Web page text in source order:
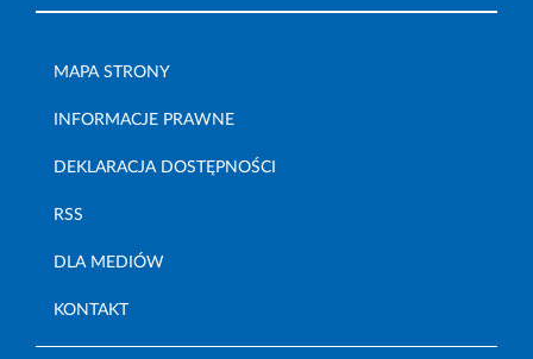
MAPA STRONY
INFORMACJE PRAWNE
DEKLARACJA DOSTĘPNOŚCI
RSS
DLA MEDIÓW
KONTAKT